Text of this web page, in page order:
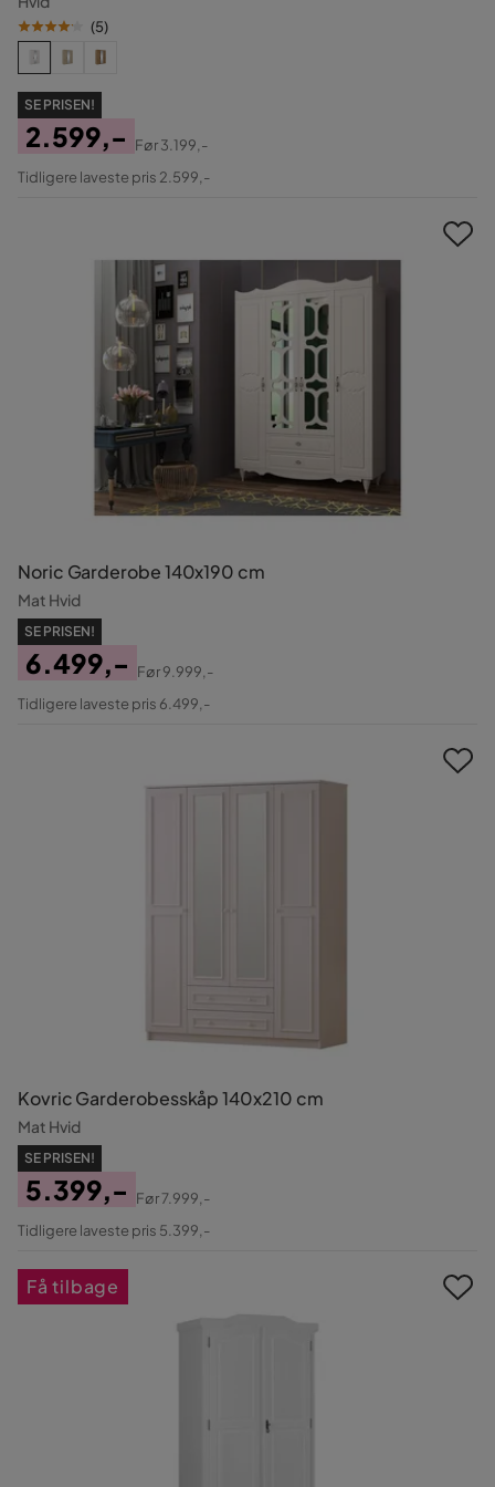
(5)
SE PRISEN!
Pris
2.599,-
Original
Før3.199,-
Tidligere laveste pris 2.599,-
Noric Garderobe 140x190 cm
Mat Hvid
SE PRISEN!
Pris
6.499,-
Original
Før9.999,-
Tidligere laveste pris 6.499,-
Kovric Garderobesskåp 140x210 cm
Mat Hvid
SE PRISEN!
Pris
5.399,-
Original
Før7.999,-
Tidligere laveste pris 5.399,-
Få tilbage